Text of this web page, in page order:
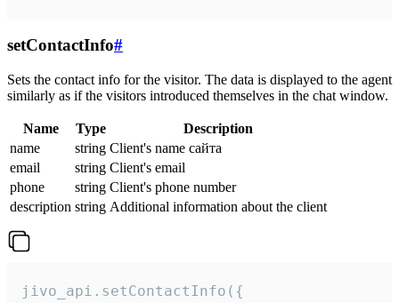
setContactInfo#
Sets the contact info for the visitor. The data is displayed to the agent
similarly as if the visitors introduced themselves in the chat window.
Name Type
Description
name
string Client's name сайта
email
string Client's email
phone
string Client's phone number
description string Additional information about the client
jivo_api.setContactInfo({